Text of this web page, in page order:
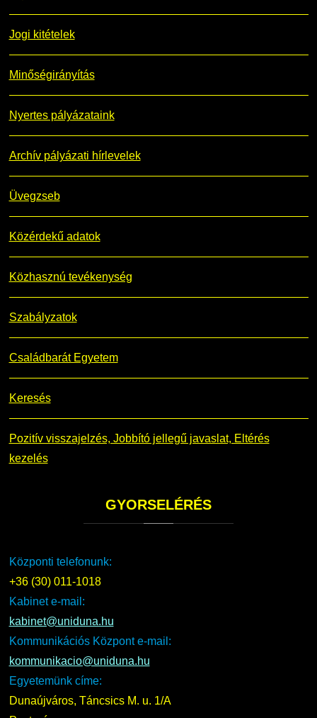
Jogi kitételek
Minőségirányítás
Nyertes pályázataink
Archív pályázati hírlevelek
Üvegzseb
Közérdekű adatok
Közhasznú tevékenység
Szabályzatok
Családbarát Egyetem
Keresés
Pozitív visszajelzés, Jobbító jellegű javaslat, Eltérés
kezelés
GYORSELÉRÉS
Központi telefonunk:
+36 (30) 011-1018
Kabinet e-mail:
kabinet@uniduna.hu
Kommunikációs Központ e-mail:
kommunikacio@uniduna.hu
Egyetemünk címe:
Dunaújváros, Táncsics M. u. 1/A